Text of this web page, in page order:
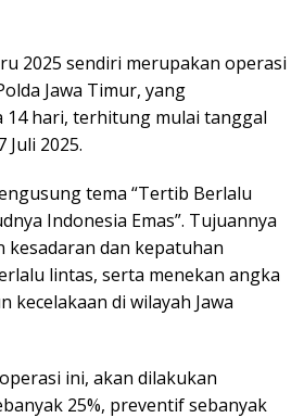
2025 sendiri merupakan operasi
Jawa Timur, yang
14 hari, terhitung mulai tanggal
Juli 2025.
tema “Tertib Berlalu
Indonesia Emas”. Tujuannya
dan kepatuhan
lintas, serta menekan angka
kecelakaan di wilayah Jawa
ini, akan dilakukan
25%, preventif sebanyak